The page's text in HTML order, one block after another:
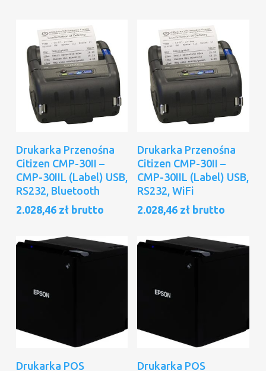
Dodaj Do Koszyka
Drukarka Przenośna
Citizen CMP-30II –
CMP-30IIL (Label) USB,
RS232, Bluetooth
2.028,46 zł brutto
Dodaj Do Koszyka
Drukarka Przenośna
Citizen CMP-30II –
CMP-30IIL (Label) USB,
RS232, WiFi
2.028,46 zł brutto
Dowiedz Się Więcej
Drukarka POS
Dowiedz Się Więcej
Drukarka POS